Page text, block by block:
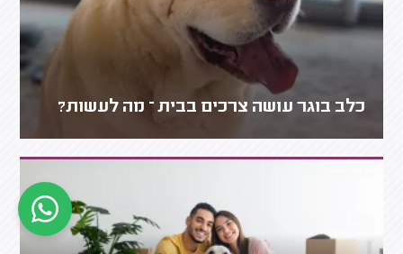
כלב בוגר עושה צרכים בבית – מה לעשות?